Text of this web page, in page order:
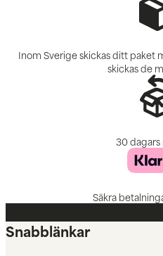
Inom Sverige skickas ditt paket
skickas de
30
Säkra
Snabblänkar